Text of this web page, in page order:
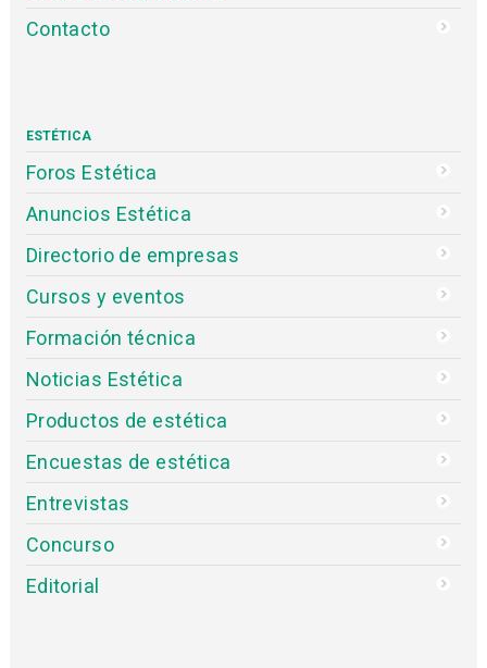
Contacto
ESTÉTICA
Foros Estética
Anuncios Estética
Directorio de empresas
Cursos y eventos
Formación técnica
Noticias Estética
Productos de estética
Encuestas de estética
Entrevistas
Concurso
Editorial